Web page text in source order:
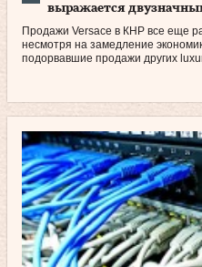
выражается
Продажи Versace в КНР все еще
несмотря на замедление
подорвавшие продажи других